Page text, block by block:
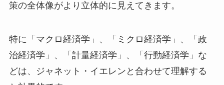
策の全体像がより立体的に見えてきます。
特に「マクロ経済学」、「ミクロ経済学」、「政
治経済学」、「計量経済学」、「行動経済学」な
どは、ジャネット・イエレンと合わせて理解する